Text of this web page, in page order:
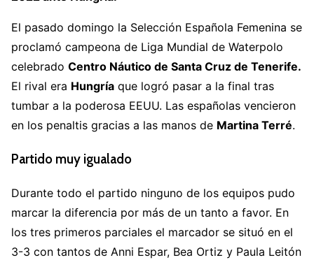
El pasado domingo la Selección Española Femenina se
proclamó campeona de Liga Mundial de Waterpolo
celebrado Centro Náutico de Santa Cruz de Tenerife.
El rival era Hungría que logró pasar a la final tras
tumbar a la poderosa EEUU. Las españolas vencieron
en los penaltis gracias a las manos de Martina Terré.
Partido muy igualado
Durante todo el partido ninguno de los equipos pudo
marcar la diferencia por más de un tanto a favor. En
los tres primeros parciales el marcador se situó en el
3-3 con tantos de Anni Espar, Bea Ortiz y Paula Leitón